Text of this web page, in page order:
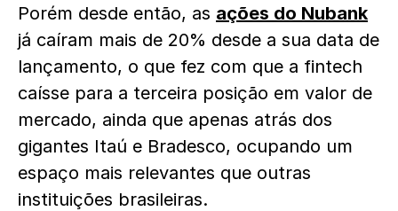
Porém desde então, as ações do Nubank
já caíram mais de 20% desde a sua data de
lançamento, o que fez com que a fintech
caísse para a terceira posição em valor de
mercado, ainda que apenas atrás dos
gigantes Itaú e Bradesco, ocupando um
espaço mais relevantes que outras
instituições brasileiras.